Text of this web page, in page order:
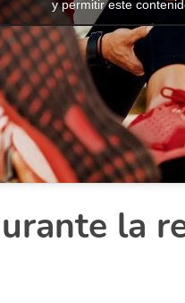
y permitir este
la